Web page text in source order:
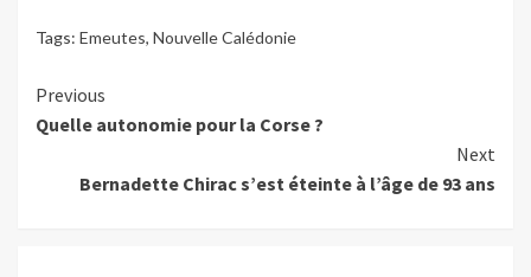
Tags: Emeutes, Nouvelle Calédonie
Continue
Reading
Previous
Quelle autonomie pour la Corse ?
Next
Bernadette Chirac s’est éteinte à l’âge de 93 ans